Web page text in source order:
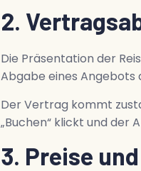
2.
Die Präsentation der
Abgabe eines Angebots
Der Vertrag kommt
„Buchen“ klickt und der
3. Preise